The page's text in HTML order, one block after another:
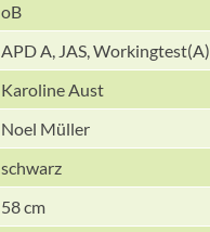
oB
APD A, JAS, Workingtest(A)
Karoline Aust
Noel Müller
schwarz
58 cm